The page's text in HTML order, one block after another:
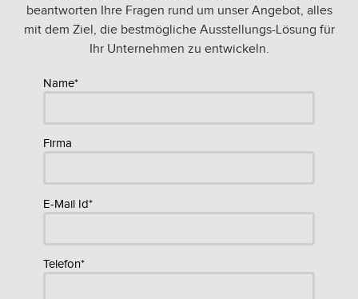
beantworten Ihre Fragen rund um unser Angebot, alles
mit dem Ziel, die bestmögliche Ausstellungs-Lösung für
Ihr Unternehmen zu entwickeln.
Name*
Firma
E-Mail Id*
Telefon*